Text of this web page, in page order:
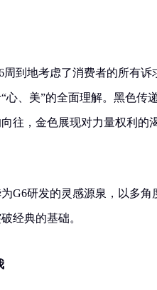
到地考虑了消费者的所有诉
心、美”的全面理解。黑色传
往，金色展现对力量权利的
G6研发的灵感源泉，以多角
经典的基础。